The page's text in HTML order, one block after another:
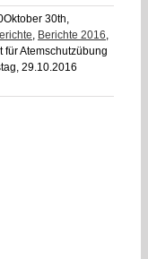
Oktober 30th,
, Berichte 2016,
für Atemschutzübung
29.10.2016